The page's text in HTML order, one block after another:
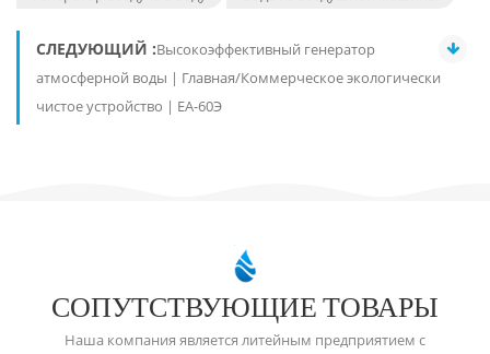
СЛЕДУЮЩИЙ :Высокоэффективный генератор
атмосферной воды | Главная/Коммерческое экологически
чистое устройство | ЕА-60Э
СОПУТСТВУЮЩИЕ ТОВАРЫ
Наша компания является литейным предприятием с